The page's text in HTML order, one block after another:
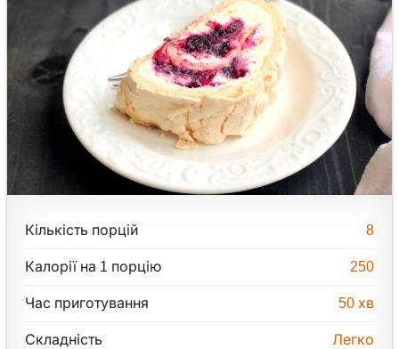
Кількість порцій 8
Калорії на 1 порцію 250
Час приготування 50 хв
Складність Легко